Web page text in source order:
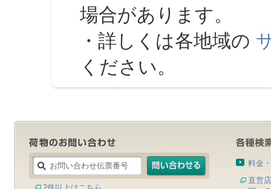
場合があります。
・詳しくは各地域の
ください。
料金
直営